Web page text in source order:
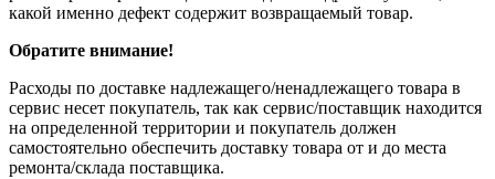
какой именно дефект содержит возвращаемый товар.
Обратите внимание!
Расходы по доставке надлежащего/ненадлежащего товара в
сервис несет покупатель, так как сервис/поставщик находится
на определенной территории и покупатель должен
самостоятельно обеспечить доставку товара от и до места
ремонта/склада поставщика.